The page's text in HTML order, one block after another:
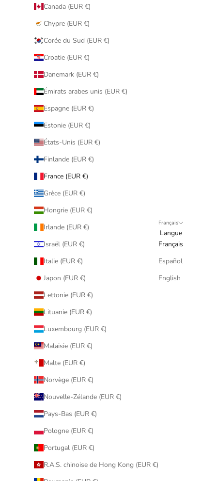
Canada (EUR €)
Chypre (EUR €)
Corée du Sud (EUR €)
Croatie (EUR €)
Danemark (EUR €)
Émirats arabes unis (EUR €)
Espagne (EUR €)
Estonie (EUR €)
États-Unis (EUR €)
Finlande (EUR €)
France (EUR €)
Grèce (EUR €)
Hongrie (EUR €)
Irlande (EUR €)
Israël (EUR €)
Italie (EUR €)
Japon (EUR €)
Lettonie (EUR €)
Lituanie (EUR €)
Luxembourg (EUR €)
Malaisie (EUR €)
Malte (EUR €)
Norvège (EUR €)
Nouvelle-Zélande (EUR €)
Pays-Bas (EUR €)
Pologne (EUR €)
Portugal (EUR €)
R.A.S. chinoise de Hong Kong (EUR €)
Français
Langue
Français
Español
English